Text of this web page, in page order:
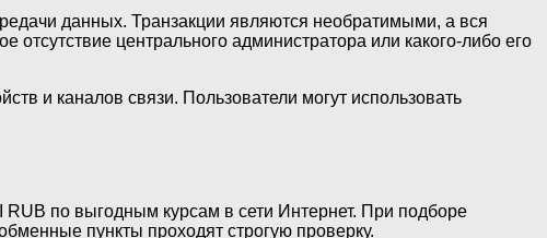
данных. Транзакции являются необратимыми, а вся
центрального администратора или какого-либо его
и каналов связи. Пользователи могут использовать
по выгодным курсам в сети Интернет. При подборе
пункты проходят строгую проверку.